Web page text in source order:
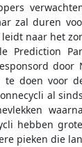
zal duren
naar het
Prediction
door
doen voor
al
hebben
pieken die